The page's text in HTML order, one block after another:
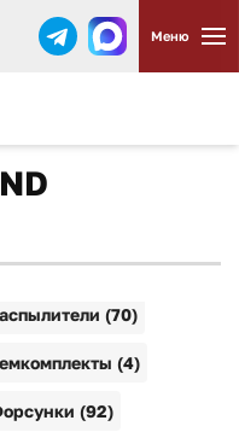
Меню
(70)
(4)
(92)